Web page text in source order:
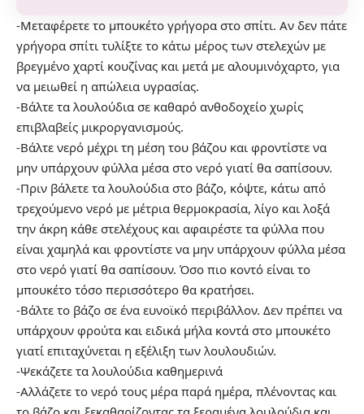
-Μεταφέρετε το μπουκέτο γρήγορα στο σπίτι. Αν δεν πάτε
γρήγορα σπίτι τυλίξτε το κάτω μέρος των στελεχών με
βρεγμένο χαρτί κουζίνας και μετά με αλουμινόχαρτο, για
να μειωθεί η απώλεια υγρασίας.
-Βάλτε τα λουλούδια σε καθαρό ανθοδοχείο χωρίς
επιβλαβείς μικροργανισμούς.
-Βάλτε νερό μέχρι τη μέση του βάζου και φροντίστε να
μην υπάρχουν φύλλα μέσα στο νερό γιατί θα σαπίσουν.
-Πριν βάλετε τα λουλούδια στο βάζο, κόψτε, κάτω από
τρεχούμενο νερό με μέτρια θερμοκρασία, λίγο και λοξά
την άκρη κάθε στελέχους και αφαιρέστε τα φύλλα που
είναι χαμηλά και φροντίστε να μην υπάρχουν φύλλα μέσα
στο νερό γιατί θα σαπίσουν. Όσο πιο κοντό είναι το
μπουκέτο τόσο περισσότερο θα κρατήσει.
-Βάλτε το βάζο σε ένα ευνοϊκό περιβάλλον. Δεν πρέπει να
υπάρχουν φρούτα και ειδικά μήλα κοντά στο μπουκέτο
γιατί επιταχύνεται η εξέλιξη των λουλουδιών.
-Ψεκάζετε τα λουλούδια καθημερινά
-Αλλάζετε το νερό τους μέρα παρά ημέρα, πλένοντας και